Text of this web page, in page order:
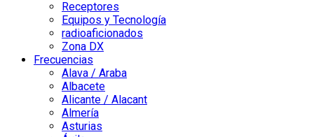
Receptores
Equipos y Tecnología
radioaficionados
Zona DX
Frecuencias
Alava / Araba
Albacete
Alicante / Alacant
Almería
Asturias